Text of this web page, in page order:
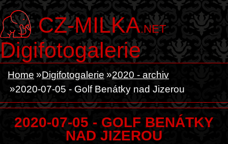
CZ-MILKA.NET
Digifotogalerie
Home Digifotogalerie
2020 - archiv
2020-07-05 - Golf Benátky nad Jizerou
2020-07-05 - GOLF BENÁTKY
NAD JIZEROU